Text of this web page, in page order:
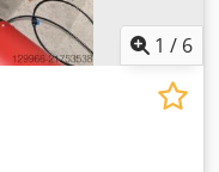
1 / 6